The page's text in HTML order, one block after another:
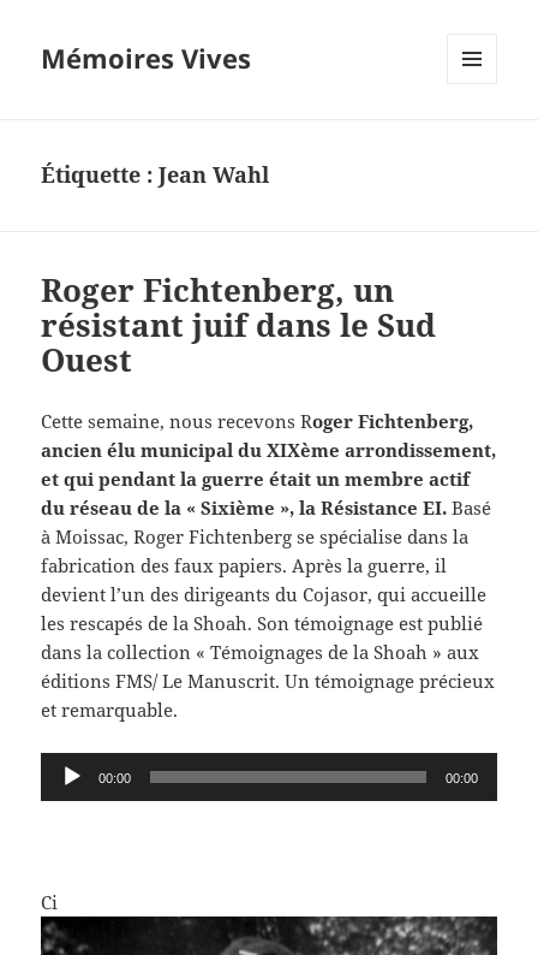
Mémoires Vives
Étiquette :Jean Wahl
Roger Fichtenberg, un
résistant juif dans le Sud
Ouest
Cette semaine, nous recevons Roger Fichtenberg,
ancien élu municipal du XIXème arrondissement,
et qui pendant la guerre était un membre actif
du réseau de la « Sixième », la Résistance EI. Basé
à Moissac, Roger Fichtenberg se spécialise dans la
fabrication des faux papiers. Après la guerre, il
devient l’un des dirigeants du Cojasor, qui accueille
les rescapés de la Shoah. Son témoignage est publié
dans la collection « Témoignages de la Shoah » aux
éditions FMS/ Le Manuscrit. Un témoignage précieux
et remarquable.
Lecteur
audio
00:00 00:00
Ci